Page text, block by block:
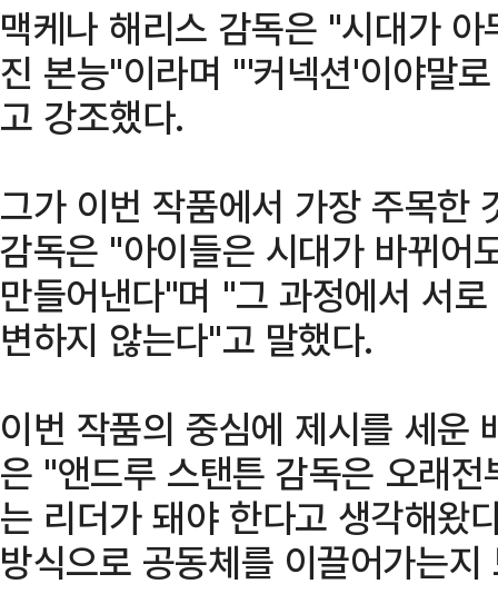
맥케나 해리스 감독은 "시대가
진 본능"이라며 "'커넥션'이야말
고 강조했다.
그가 이번 작품에서 가장 주목한
감독은 "아이들은 시대가 바뀌어
만들어낸다"며 "그 과정에서 서
변하지 않는다"고 말했다.
이번 작품의 중심에 제시를 세운
은 "앤드루 스탠튼 감독은 오래
는 리더가 돼야 한다고 생각해왔
방식으로 공동체를 이끌어가는